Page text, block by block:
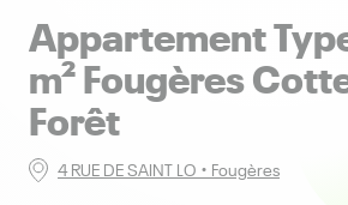
appartement Type 4 - 74
m² Fougères
Forêt
4 RUE DE SAINT LO • Fougères